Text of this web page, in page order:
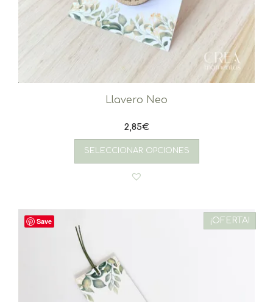
Llavero Neo
2,85€
SELECCIONAR OPCIONES
Save ¡OFERTA!